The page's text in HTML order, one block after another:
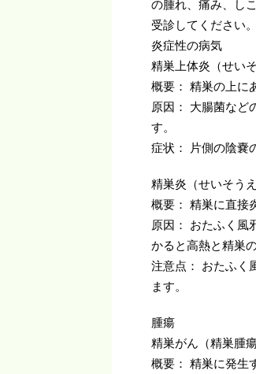
の腫れ、痛み、し
受診してください。
炎症性の病気
精巣上体炎（せい
概要： 精巣の上に
原因： 大腸菌など
す。
症状： 片側の陰嚢
精巣炎（せいそうえ
概要： 精巣に直接
原因： おたふく風
かると高熱と精巣
注意点： おたふく
ます。
腫瘍
精巣がん（精巣腫瘍
概要： 精巣に発生